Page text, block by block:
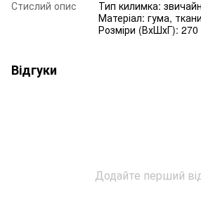
Стислий опис
Тип килимка:
Матеріал: гума,
Розміри (ВхШхГ):
Відгуки
Додайте перший